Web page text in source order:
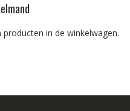
producten in de winkelwagen.